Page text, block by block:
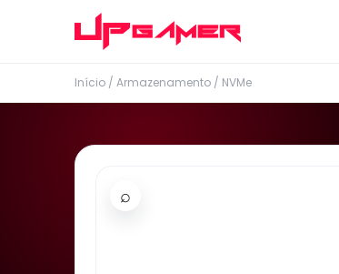
Início / Armazenamento / NVMe
⌕